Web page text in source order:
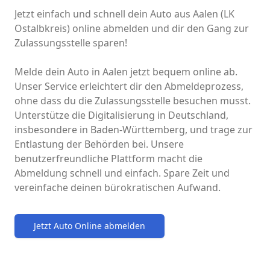
Jetzt einfach und schnell dein Auto aus Aalen (LK
Ostalbkreis) online abmelden und dir den Gang zur
Zulassungsstelle sparen!
Melde dein Auto in Aalen jetzt bequem online ab.
Unser Service erleichtert dir den Abmeldeprozess,
ohne dass du die Zulassungsstelle besuchen musst.
Unterstütze die Digitalisierung in Deutschland,
insbesondere in Baden-Württemberg, und trage zur
Entlastung der Behörden bei. Unsere
benutzerfreundliche Plattform macht die
Abmeldung schnell und einfach. Spare Zeit und
vereinfache deinen bürokratischen Aufwand.
Jetzt Auto Online abmelden